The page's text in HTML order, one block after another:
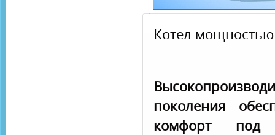
Котел мощностью
поколения
комфорт под